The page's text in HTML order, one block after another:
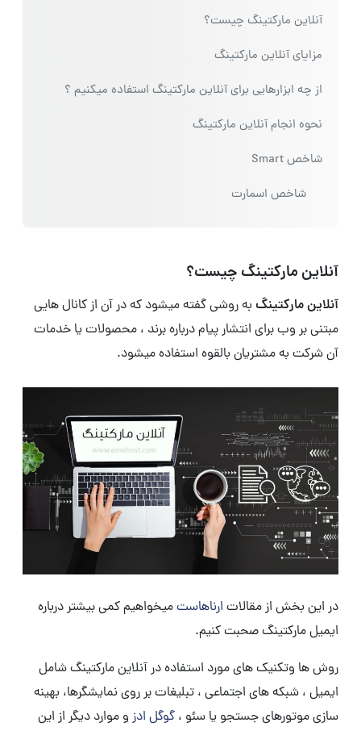
آنلاین مارکتینگ چیست؟
مزایای آنلاین مارکتینگ
از چه ابزارهایی برای آنلاین مارکتینگ استفاده میکنیم ؟
نحوه انجام آنلاین مارکتینگ
شاخص Smart
شاخص اسمارت
آنلاین مارکتینگ چیست؟
آنلاین مارکتینگبه روشی گفته میشود که در آن از کانال هایی
مبتنی بر وب برای انتشار پیام درباره برند ، محصولات یا خدمات
آن شرکت به مشتریان بالقوه استفاده میشود.
در این بخش از مقالات ارناهاستمیخواهیم کمی بیشتر درباره
ایمیل مارکتینگ صحبت کنیم.
روش ها وتکنیک های مورد استفاده در آنلاین مارکتینگ شامل
ایمیل ، شبکه های اجتماعی ، تبلیغات بر روی نمایشگرها، بهینه
سازی موتورهای جستجو یا سئو ، گوگل ادزو موارد دیگر از این